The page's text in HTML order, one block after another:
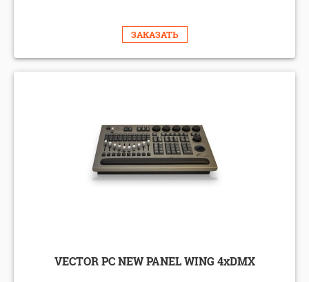
ЗАКАЗАТЬ
VECTOR PC NEW PANEL WING 4хDMX